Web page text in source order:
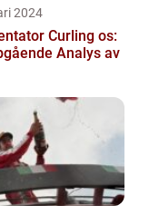
2024
Curling os:
Analys av